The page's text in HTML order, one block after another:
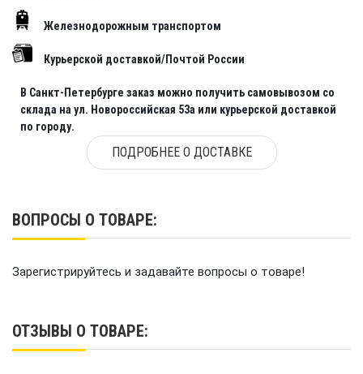
Железнодорожным транспортом
Курьерской доставкой/Почтой России
В Санкт-Петербурге заказ можно получить самовывозом со
склада на ул. Новороссийская 53а или курьерской доставкой
по городу.
ПОДРОБНЕЕ О ДОСТАВКЕ
ВОПРОСЫ О ТОВАРЕ:
Зарегистрируйтесь и задавайте вопросы о товаре!
ОТЗЫВЫ О ТОВАРЕ: